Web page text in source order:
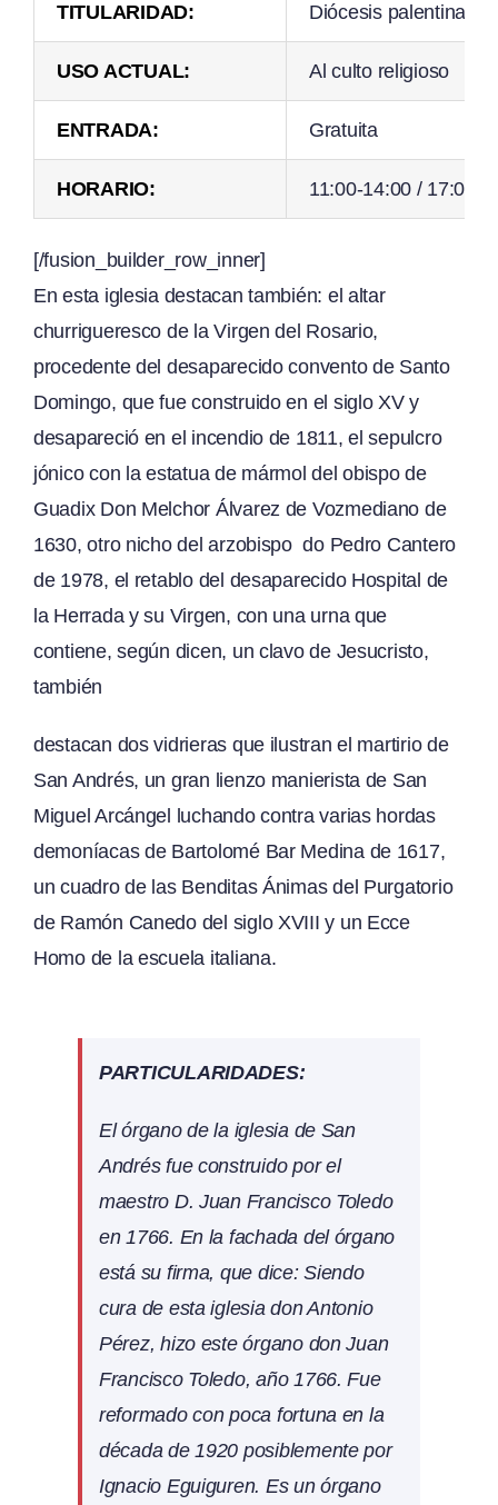
TITULARIDAD: Diócesis palentina
USO ACTUAL: Al culto religioso
ENTRADA: Gratuita
HORARIO: 11:00-14:00 / 17:00-
[/fusion_builder_row_inner]
En esta iglesia destacan también: el altar
churrigueresco de la Virgen del Rosario,
procedente del desaparecido convento de Santo
Domingo, que fue construido en el siglo XV y
desapareció en el incendio de 1811, el sepulcro
jónico con la estatua de mármol del obispo de
Guadix Don Melchor Álvarez de Vozmediano de
1630, otro nicho del arzobispo do Pedro Cantero
de 1978, el retablo del desaparecido Hospital de
la Herrada y su Virgen, con una urna que
contiene, según dicen, un clavo de Jesucristo,
también
destacan dos vidrieras que ilustran el martirio de
San Andrés, un gran lienzo manierista de San
Miguel Arcángel luchando contra varias hordas
demoníacas de Bartolomé Bar Medina de 1617,
un cuadro de las Benditas Ánimas del Purgatorio
de Ramón Canedo del siglo XVIII y un Ecce
Homo de la escuela italiana.
PARTICULARIDADES:
El órgano de la iglesia de San
Andrés fue construido por el
maestro D. Juan Francisco Toledo
en 1766. En la fachada del órgano
está su firma, que dice:Siendo
cura de esta iglesia don Antonio
Pérez, hizo este órgano don Juan
Francisco Toledo, año 1766. Fue
reformado con poca fortuna en la
década de 1920 posiblemente por
Ignacio Eguiguren. Es un órgano